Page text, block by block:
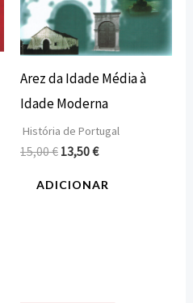
Arez da Idade Média à
Idade Moderna
História de Portugal
15,00€ 13,50€
ADICIONAR